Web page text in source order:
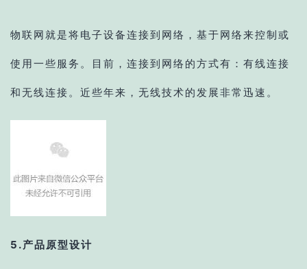
物联网就是将电子设备连接到网络，基于网络来控制或
使用一些服务。目前，连接到网络的方式有：有线连接
和无线连接。近些年来，无线技术的发展非常迅速。
5.产品原型设计